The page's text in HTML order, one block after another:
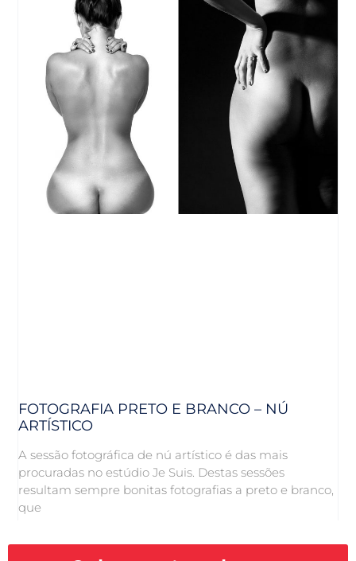
FOTOGRAFIA PRETO E BRANCO – NÚ
ARTÍSTICO
A sessão fotográfica de nú artístico é das mais
procuradas no estúdio Je Suis. Destas sessões
resultam sempre bonitas fotografias a preto e branco,
que